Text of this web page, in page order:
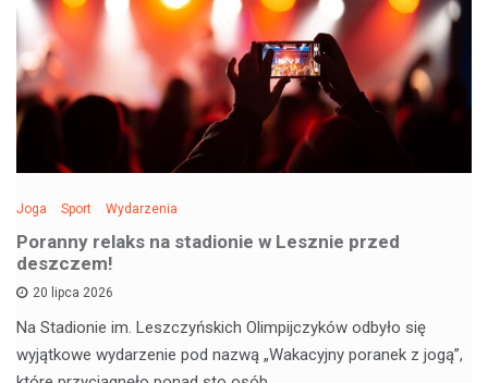
Joga Sport Wydarzenia
Poranny relaks na stadionie w Lesznie przed
deszczem!
20 lipca 2026
Na Stadionie im. Leszczyńskich Olimpijczyków odbyło się
wyjątkowe wydarzenie pod nazwą „Wakacyjny poranek z jogą”,